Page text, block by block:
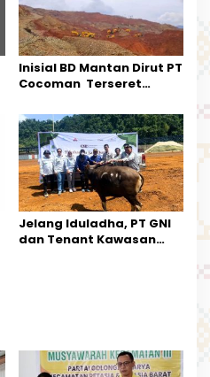
Inisial BD Mantan Dirut PT
Cocoman Terseret
Tata Kelola Tambang
Kalimantan Barat
Jelang Iduladha, PT GNI
dan Tenant Kawasan